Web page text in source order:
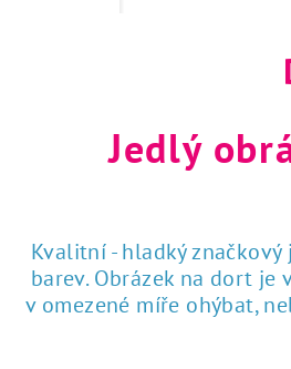
Jedlý
Kvalitní - hladký
barev. Obrázek na dort
v omezené míře ohýbat,